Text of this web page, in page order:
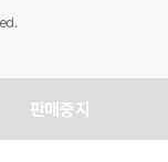
판매중지